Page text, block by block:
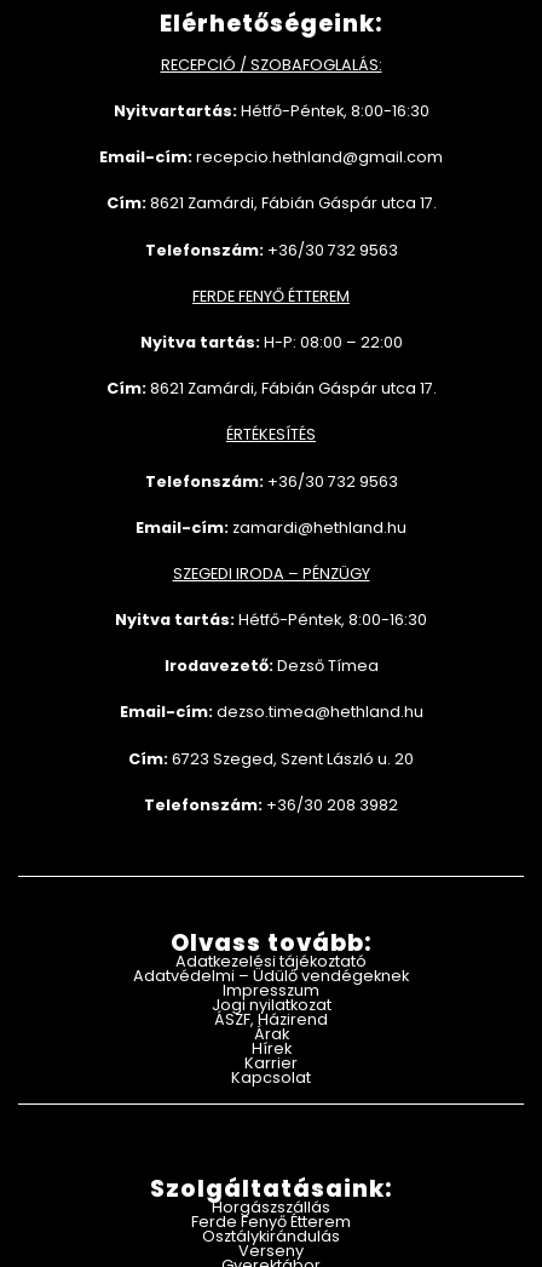
Elérhetőségeink:
RECEPCIÓ / SZOBAFOGLALÁS:
Nyitvartartás:Hétfő-Péntek, 8:00-16:30
Email-cím:recepcio.hethland@gmail.com
Cím:8621 Zamárdi, Fábián Gáspár utca 17.
Telefonszám: +36/30 732 9563
FERDE FENYŐ ÉTTEREM
Nyitva tartás:H-P: 08:00 – 22:00
Cím:8621 Zamárdi, Fábián Gáspár utca 17.
ÉRTÉKESÍTÉS
Telefonszám: +36/30 7329563
Email-cím: zamardi@hethland.hu
SZEGEDI IRODA – PÉNZÜGY
Nyitva tartás:Hétfő-Péntek, 8:00-16:30
Irodavezető:Dezső Tímea
Email-cím: dezso.timea@hethland.hu
Cím:6723 Szeged, Szent László u. 20
Telefonszám: +36/30 208 3982
Olvass tovább:
Adatkezelési tájékoztató
Adatvédelmi – Üdülő vendégeknek
Impresszum
Jogi nyilatkozat
ÁSZF, Házirend
Árak
Hírek
Karrier
Kapcsolat
Szolgáltatásaink:
Horgászszállás
Ferde Fenyő Étterem
Osztálykirándulás
Verseny